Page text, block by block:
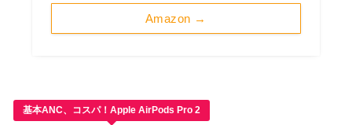
Amazon →
基本ANC、コスパ！Apple AirPods Pro 2